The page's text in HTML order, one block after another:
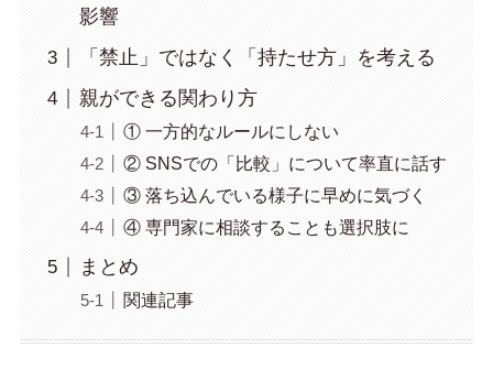
影響
「禁止」ではなく「持たせ方」を考える
親ができる関わり方
① 一方的なルールにしない
② SNSでの「比較」について率直に話す
③ 落ち込んでいる様子に早めに気づく
④ 専門家に相談することも選択肢に
まとめ
関連記事